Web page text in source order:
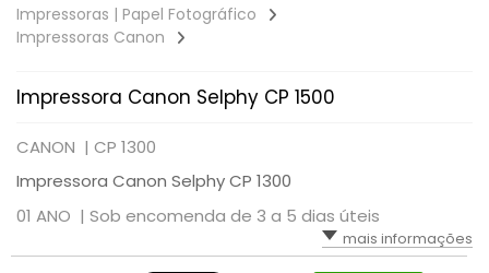
Impressoras | Papel Fotográfico
Impressoras Canon
Impressora Canon Selphy CP 1500
CANON | CP 1300
Impressora Canon Selphy CP 1300
01 ANO | Sob encomenda de 3 a 5 dias úteis
mais informações